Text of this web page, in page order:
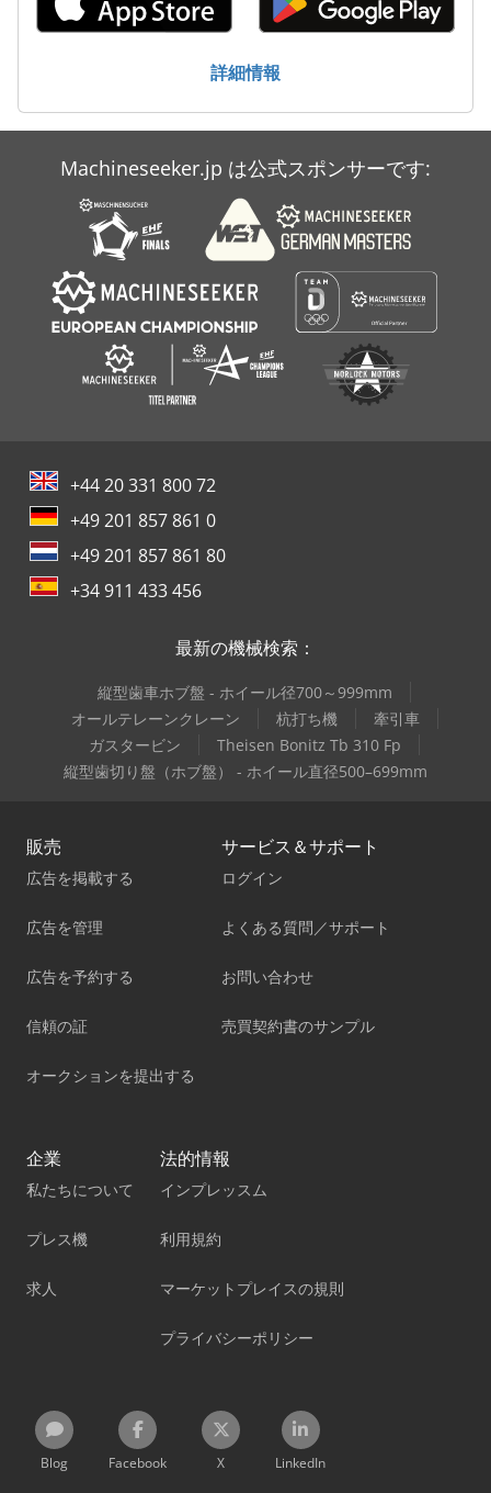
詳細情報
Machineseeker.jp は公式スポンサーです:
+44 20 331 800 72
+49 201 857 861 0
+49 201 857 861 80
+34 911 433 456
最新の機械検索：
縦型歯車ホブ盤 - ホイール径700～999mm
オールテレーンクレーン
杭打ち機
牽引車
ガスタービン
Theisen Bonitz Tb 310 Fp
縦型歯切り盤（ホブ盤） - ホイール直径500–699mm
販売
広告を掲載する
広告を管理
広告を予約する
信頼の証
オークションを提出する
サービス＆サポート
ログイン
よくある質問／サポート
お問い合わせ
売買契約書のサンプル
企業
私たちについて
プレス機
求人
法的情報
インプレッスム
利用規約
マーケットプレイスの規則
プライバシーポリシー
Blog Facebook X LinkedIn